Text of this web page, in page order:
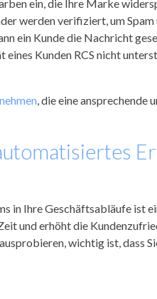
ein, die Ihre Marke
werden verifiziert, um
ein Kunde die Nachricht
eines Kunden RCS nicht
, die eine ansprechende
in Ihre Geschäftsabläufe ist
und erhöht die
wichtig ist, dass